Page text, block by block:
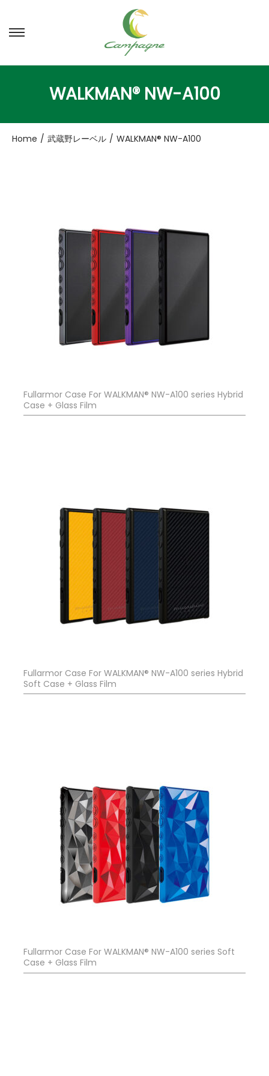
ナ
ゲ
シ
ン
へ
コ
テ
ツ
移
動
WALKMAN® NW-A100
Home / 武蔵野レーベル / WALKMAN® NW-A100
Fullarmor Case For WALKMAN® NW-A100 series Hybrid
Case + Glass Film
Fullarmor Case For WALKMAN® NW-A100 series Hybrid
Soft Case + Glass Film
Fullarmor Case For WALKMAN® NW-A100 series Soft
Case + Glass Film